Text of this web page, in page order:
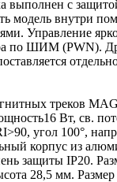
выполнен с
модель внутри
Управление
по ШИМ (PWN).
треков
Вт, св.
угол 100°,
корпус из
защиты IP20.
28,5 мм. Размер